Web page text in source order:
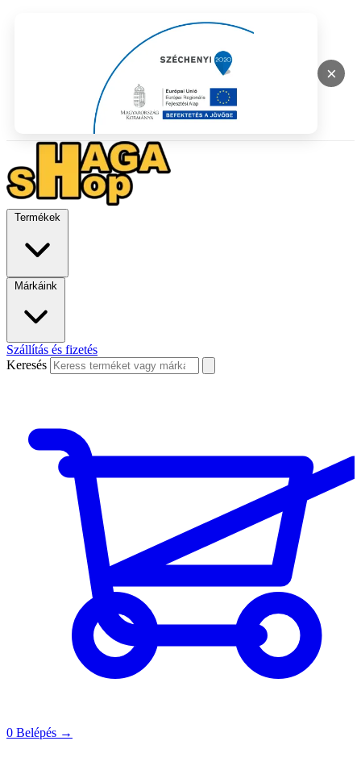
×
Termékek
Márkáink
Szállítás és fizetés
Keresés
0 Belépés →